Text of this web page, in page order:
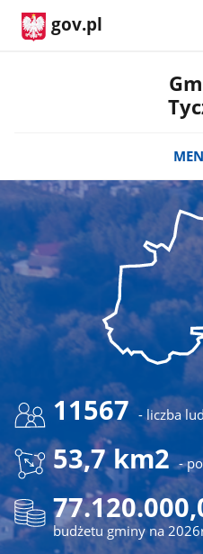
gov.pl
11567 - liczba
53,7 km2 -
budżetu gminy na